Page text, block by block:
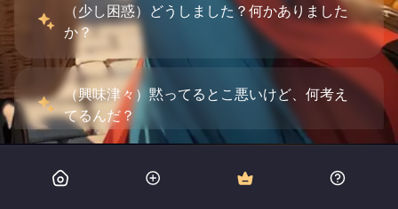
（少し困惑）どうしました？何かありました
か？
（興味津々）黙ってるとこ悪いけど、何考え
てるんだ？